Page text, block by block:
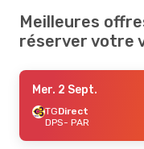
Meilleures
réserver votre
Mer. 2 Sept.
TGDirect
DPS- PAR